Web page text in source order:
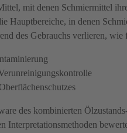
mit denen Schmiermittel
Hauptbereiche, in denen
des Gebrauchs verlieren, wie
des kombinierten
Interpretationsmethoden